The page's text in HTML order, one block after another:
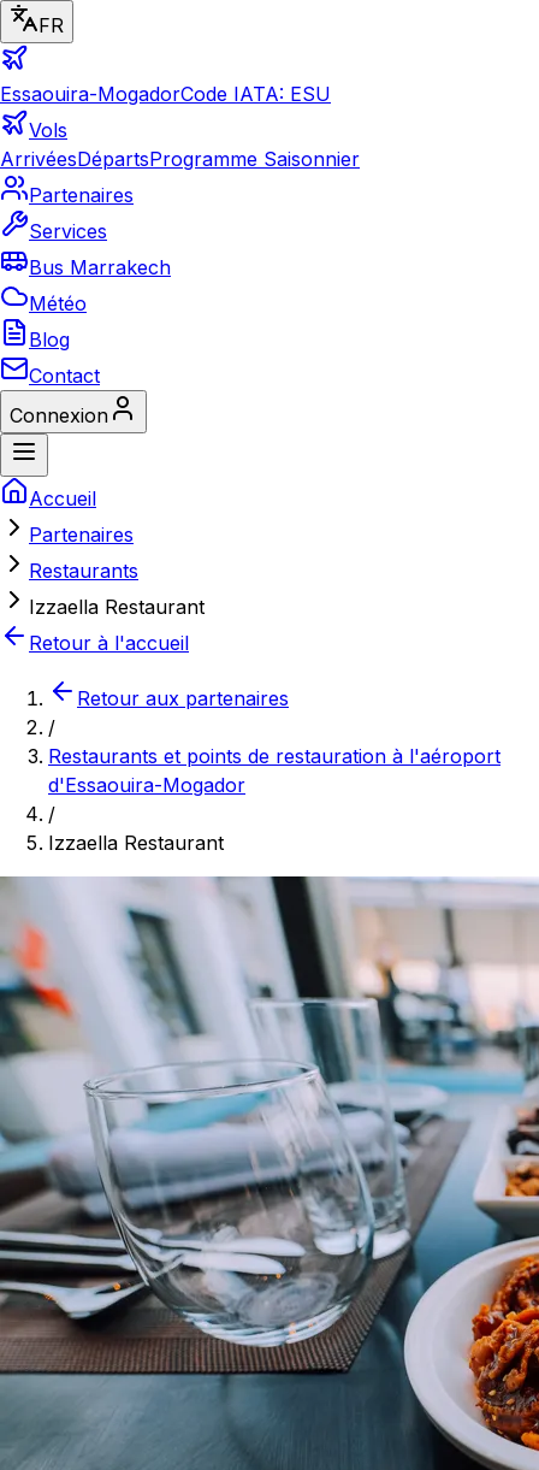
FR
Essaouira-MogadorCode IATA: ESU
Vols
ArrivéesDépartsProgramme Saisonnier
Partenaires
Services
Bus Marrakech
Météo
Blog
Contact
Connexion
Accueil
Partenaires
Restaurants
Izzaella Restaurant
Retour à l'accueil
Retour aux partenaires
/
Restaurants et points de restauration à l'aéroport
d'Essaouira-Mogador
/
Izzaella Restaurant